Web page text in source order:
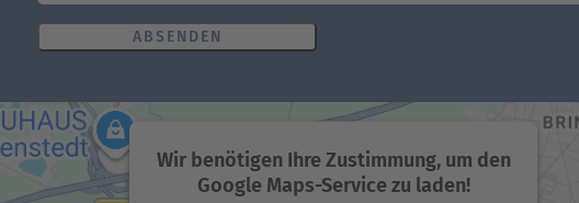
ABSENDEN
Wir benötigen Ihre Zustimmung, um den
Google Maps-Service zu laden!